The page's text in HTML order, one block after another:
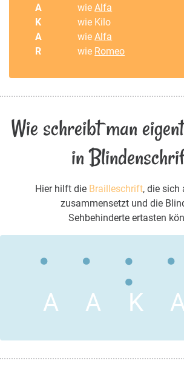
A wieAlfa
K
wie Kilo
A
wieAlfa
R
wie Romeo
Wie schreibt man
in
Hier hilft die Brailleschrift, die sich
zusammensetzt und die
Sehbehinderte ertasten
A A K